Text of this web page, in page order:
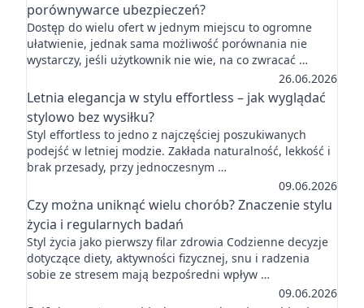
porównywarce ubezpieczeń?
Dostęp do wielu ofert w jednym miejscu to ogromne
ułatwienie, jednak sama możliwość porównania nie
wystarczy, jeśli użytkownik nie wie, na co zwracać …
26.06.2026
Letnia elegancja w stylu effortless – jak wyglądać
stylowo bez wysiłku?
Styl effortless to jedno z najczęściej poszukiwanych
podejść w letniej modzie. Zakłada naturalność, lekkość i
brak przesady, przy jednoczesnym …
09.06.2026
Czy można uniknąć wielu chorób? Znaczenie stylu
życia i regularnych badań
Styl życia jako pierwszy filar zdrowia Codzienne decyzje
dotyczące diety, aktywności fizycznej, snu i radzenia
sobie ze stresem mają bezpośredni wpływ …
09.06.2026